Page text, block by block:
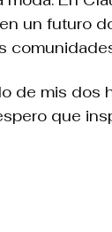
un futuro
de mis dos
que